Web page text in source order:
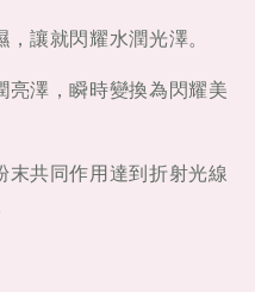
讓就閃耀水潤光澤。
亮澤，瞬時變換為閃耀美
末共同作用達到折射光線